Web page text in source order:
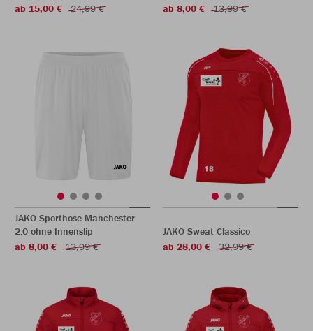
ab 15,00 €
24,99 €
ab 8,00 €
13,99 €
JAKO Sporthose Manchester
2.0 ohne Innenslip
ab 8,00 €
13,99 €
JAKO Sweat Classico
ab 28,00 €
32,99 €